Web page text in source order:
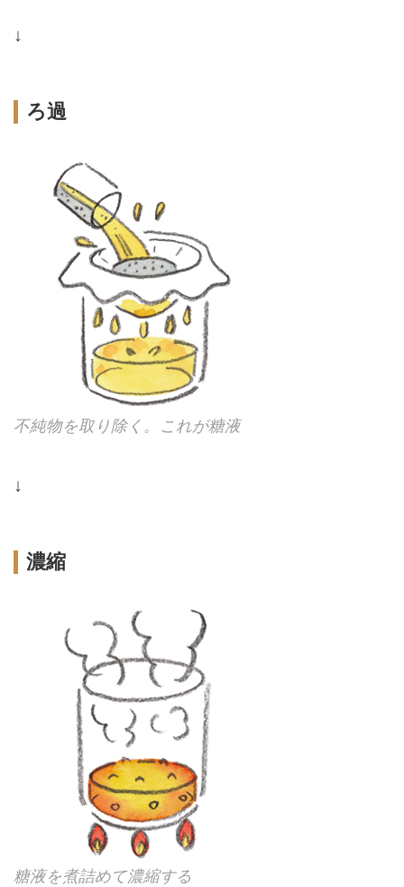
↓
ろ過
不純物を取り除く。これが糖液
↓
濃縮
糖液を煮詰めて濃縮する